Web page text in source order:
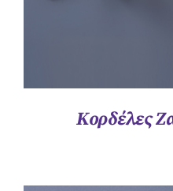
Κορδέλες